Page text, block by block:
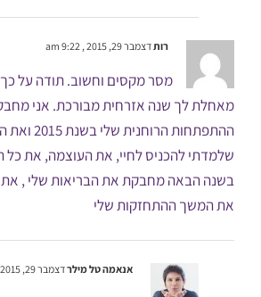
רותדצמבר 29, 2015 , 9:22 am
מסר מקסים וחשוב. תודה על
מאחלת לך שנה אזרחית מבורכת. אני
ההתפתחות הרוחנית
שלמדתי להכניס לחיי, את העוצמה, את כל
בשנה הבאה מחבקת את הבריאות שלי ,
את המשך ההתחזקות שלי
אנאמה טל מילרדצמבר 29, 2015 , 9:25 am